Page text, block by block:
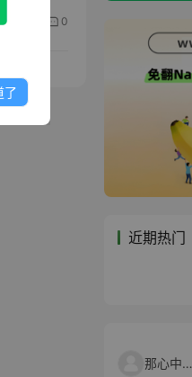
0
近期热门
那心中的话
了